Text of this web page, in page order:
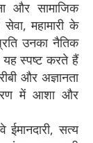
और सामाजिक
सेवा, महामारी के
उनका नैतिक
यह स्पष्ट करते हैं
और अज्ञानता
में आशा और
ईमानदारी, सत्य